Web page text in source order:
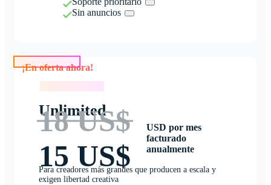
Sin anuncios
Unlimited
18 US$
15 US$
USD por mes
facturado
anualmente
Para creadores más grandes que producen a escala y
exigen libertad creativa